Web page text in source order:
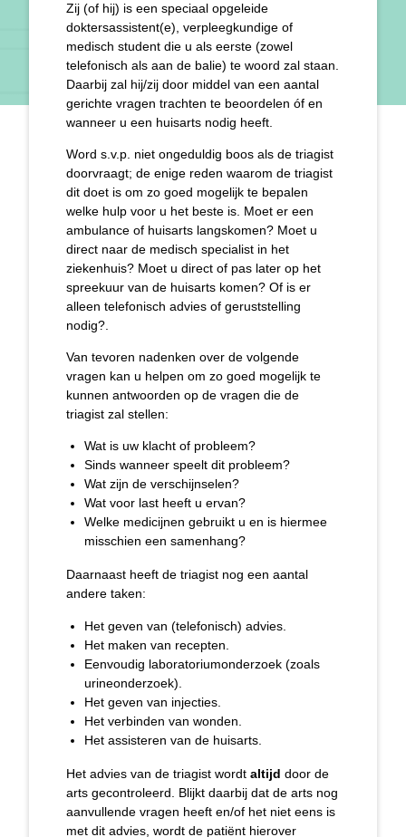
Zij (of hij) is een speciaal opgeleide
doktersassistent(e), verpleegkundige of
medisch student die u als eerste (zowel
telefonisch als aan de balie) te woord zal staan.
Daarbij zal hij/zij door middel van een aantal
gerichte vragen trachten te beoordelen óf en
wanneer u een huisarts nodig heeft.
Word s.v.p. niet ongeduldig boos als de triagist
doorvraagt; de enige reden waarom de triagist
dit doet is om zo goed mogelijk te bepalen
welke hulp voor u het beste is. Moet er een
ambulance of huisarts langskomen? Moet u
direct naar de medisch specialist in het
ziekenhuis? Moet u direct of pas later op het
spreekuur van de huisarts komen? Of is er
alleen telefonisch advies of geruststelling
nodig?.
Van tevoren nadenken over de volgende
vragen kan u helpen om zo goed mogelijk te
kunnen antwoorden op de vragen die de
triagist zal stellen:
Wat is uw klacht of probleem?
Sinds wanneer speelt dit probleem?
Wat zijn de verschijnselen?
Wat voor last heeft u ervan?
Welke medicijnen gebruikt u en is hiermee
misschien een samenhang?
Daarnaast heeft de triagist nog een aantal
andere taken:
Het geven van (telefonisch) advies.
Het maken van recepten.
Eenvoudig laboratoriumonderzoek (zoals
urineonderzoek).
Het geven van injecties.
Het verbinden van wonden.
Het assisteren van de huisarts.
Het advies van de triagist wordt altijd door de
arts gecontroleerd. Blijkt daarbij dat de arts nog
aanvullende vragen heeft en/of het niet eens is
met dit advies, wordt de patiënt hierover